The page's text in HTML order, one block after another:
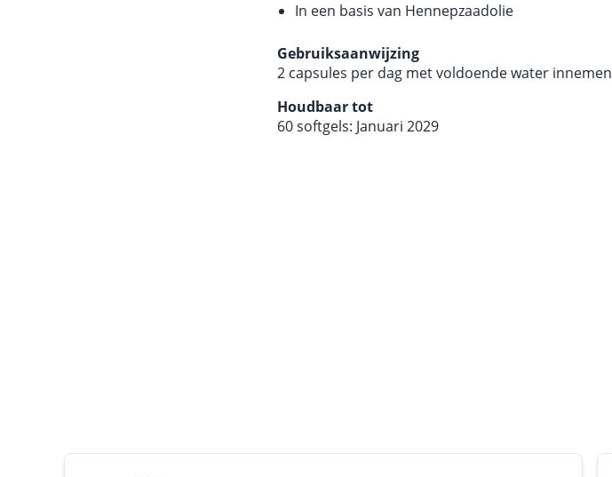
In een basis van Hennepzaadolie
Gebruiksaanwijzing
2 capsules per dag met voldoende water innemen
Houdbaar tot
60 softgels: Januari 2029